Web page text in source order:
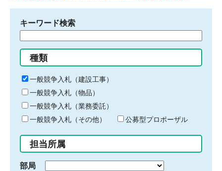
キーワード検索
る
キ
ー
ワ
ー
ド
入
力
種類
一般競争入札（建設工事）
一般競争入札（物品）
一般競争入札（業務委託）
一般競争入札（その他）
公募型プロポーザル
担当所属
部局